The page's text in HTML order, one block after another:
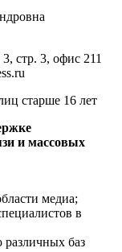
стр. 3, офис 211
старше 16 лет
и массовых
медиа;
в
различных баз